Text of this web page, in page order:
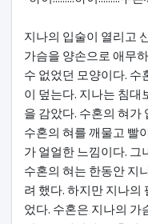
지나의 입술이 열리고
가슴을 양손으로 애무
수 없었던 모양이다. 수
이 덮는다. 지나는 침대
을 감았다. 수혼의 혀가
수혼의 혀를 깨물고 빨
가 얼얼한 느낌이다. 그
수혼의 혀는 한동안 지
려 했다. 하지만 지나의
었다. 수혼은 지나의 가